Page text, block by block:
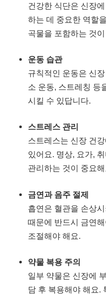
건강한 식단은 신장
하는 데 중요한 역할
곡물을 포함하는 것
운동 습관
규칙적인 운동은 신
소 운동, 스트레칭 등
시킬 수 있답니다.
스트레스 관리
스트레스는 신장 건
있어요. 명상, 요가,
관리하는 것이 중요
금연과 음주 절제
흡연은 혈관을 손상
때문에 반드시 금연
조절해야 해요.
약물 복용 주의
일부 약물은 신장에
담 후 복용해야 해요.